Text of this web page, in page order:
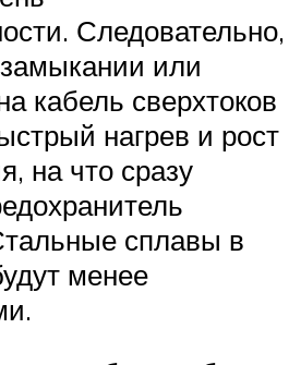
Следовательно,
или
кабель сверхтоков
нагрев и рост
на что сразу
сплавы в
менее